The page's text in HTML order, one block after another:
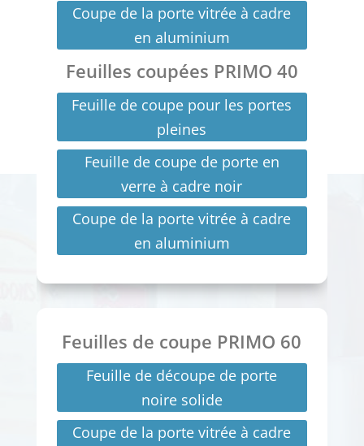
Coupe de la porte vitrée à cadre
en aluminium
Feuilles coupées PRIMO 40
Feuille de coupe pour les portes
pleines
Feuille de coupe de porte en
verre à cadre noir
Coupe de la porte vitrée à cadre
en aluminium
Feuilles de coupe PRIMO 60
Feuille de découpe de porte
noire solide
Coupe de la porte vitrée à cadre